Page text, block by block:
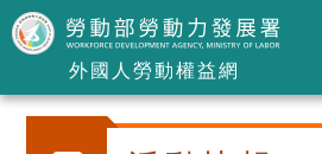
跳到主要內容區塊
外國人勞動權益網